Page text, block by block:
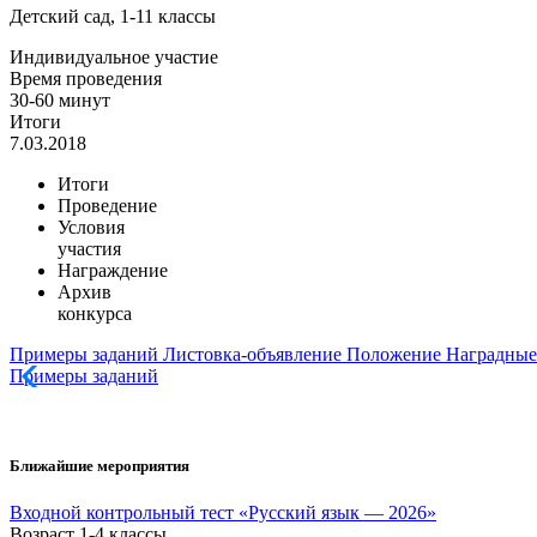
Детский сад, 1-11 классы
Индивидуальное участие
Время проведения
30-60 минут
Итоги
7.03.2018
Итоги
Проведение
Условия
участия
Награждение
Архив
конкурса
Примеры заданий Листовка-объявление Положение
Примеры заданий
Ближайшие мероприятия
Входной контрольный тест «Русский язык — 2026»